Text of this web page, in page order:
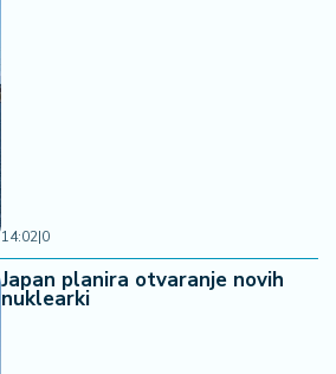
14:02|0
Japan planira otvaranje novih
nuklearki